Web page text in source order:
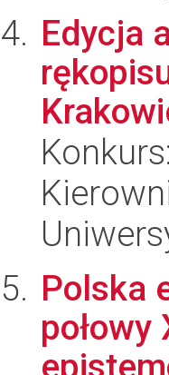
Edycja
Konkurs:
Polska